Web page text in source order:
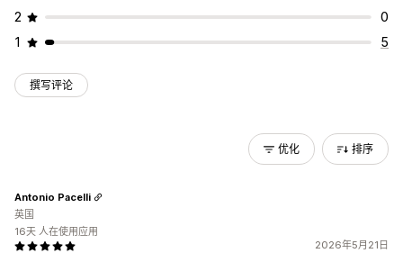
2
0
1
5
撰写评论
优化 排序
2026年5月21日
Antonio Pacelli
英国
16天 人在使用应用